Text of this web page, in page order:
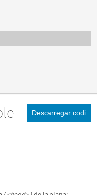
Descarregar codi